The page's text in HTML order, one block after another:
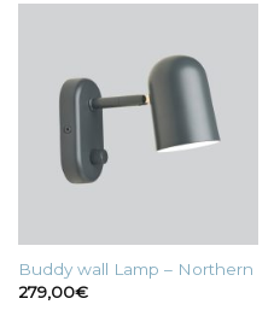
Buddy wall Lamp – Northern
279,00€